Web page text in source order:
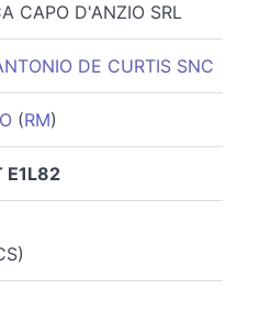
CAPO D'ANZIO SRL
DE CURTIS SNC
(RM)
E1L82